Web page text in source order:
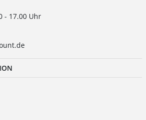
- 17.00 Uhr